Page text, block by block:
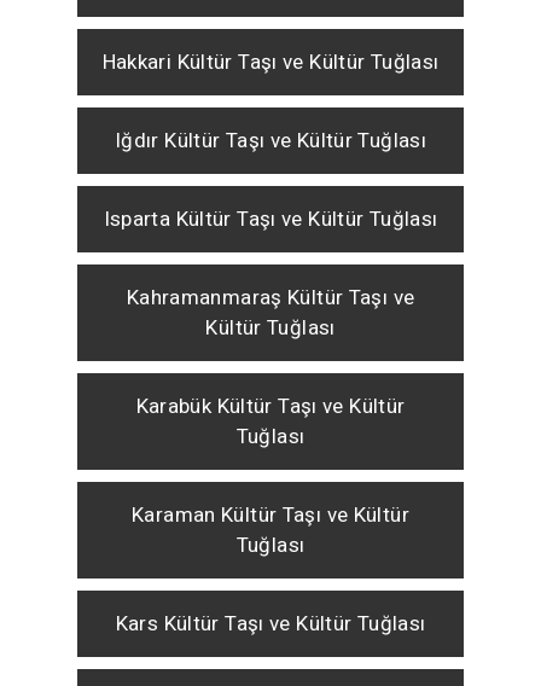
Hakkari Kültür Taşı ve Kültür Tuğlası
Iğdır Kültür Taşı ve Kültür Tuğlası
Isparta Kültür Taşı ve Kültür Tuğlası
Kahramanmaraş Kültür Taşı ve
Kültür Tuğlası
Karabük Kültür Taşı ve Kültür
Tuğlası
Karaman Kültür Taşı ve Kültür
Tuğlası
Kars Kültür Taşı ve Kültür Tuğlası